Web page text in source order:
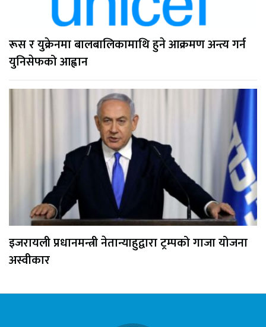
रूस र युक्रेनमा बालबालिकामाथि हुने आक्रमण अन्त्य गर्न
युनिसेफको आह्वान
इजरायली प्रधानमन्त्री नेतान्याहुद्वारा ट्रम्पको गाजा योजना
अस्वीकार